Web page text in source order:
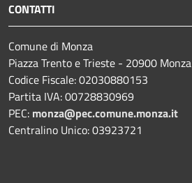
CONTATTI
Comune di Monza
Piazza Trento e Trieste - 20900 Monza
Codice Fiscale: 02030880153
Partita IVA: 00728830969
PEC: monza@pec.comune.monza.it
Centralino Unico: 03923721